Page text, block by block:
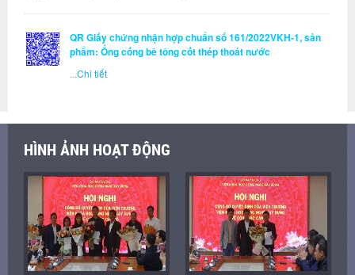
QR Giấy chứng nhận hợp chuẩn số 161/2022VKH-1, sản
phẩm: Ống cống bê tông cốt thép thoát nước
Chi tiết
HÌNH ẢNH HOẠT ĐỘNG